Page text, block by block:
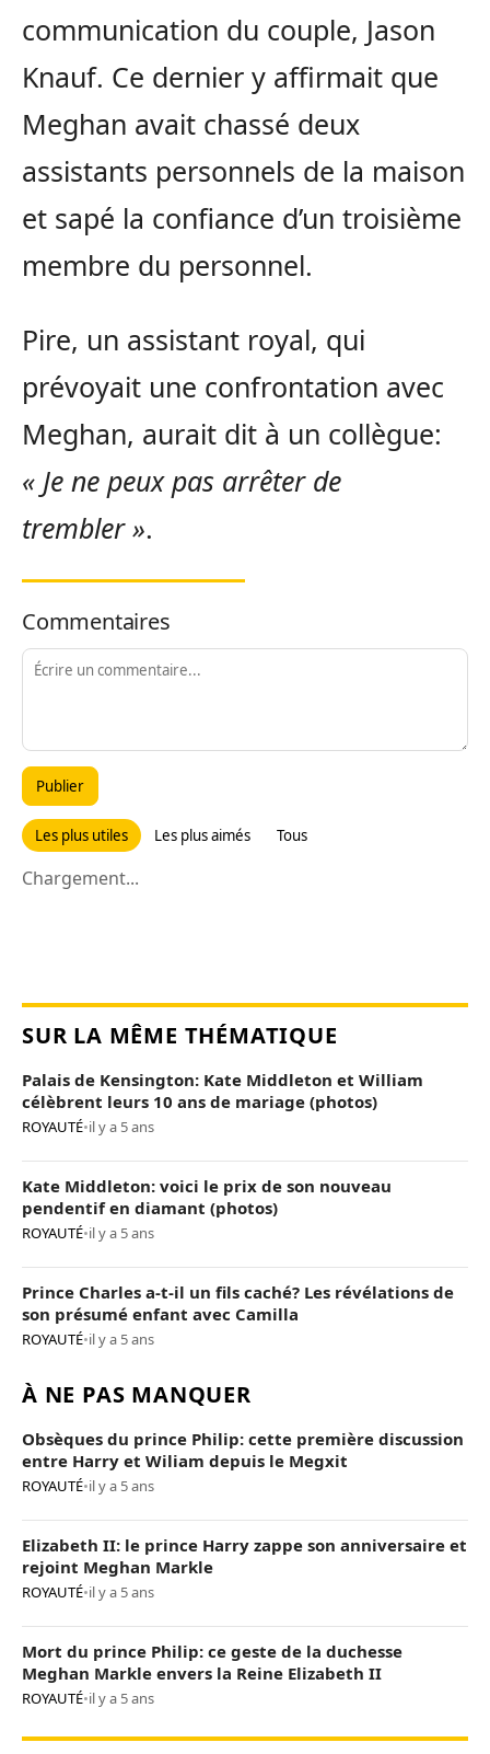
communication du couple, Jason
Knauf. Ce dernier y affirmait que
Meghan avait chassé deux
assistants personnels de la maison
et sapé la confiance d’un troisième
membre du personnel.
Pire, un assistant royal, qui
prévoyait une confrontation avec
Meghan, aurait dit à un collègue:
« Je ne peux pas arrêter de
trembler ».
Commentaires
Publier
Les plus utiles Les plus aimés Tous
Chargement...
SUR LA MÊME THÉMATIQUE
Palais de Kensington: Kate Middleton et William
célèbrent leurs 10 ans de mariage (photos)
ROYAUTÉ•il y a 5 ans
Kate Middleton: voici le prix de son nouveau
pendentif en diamant (photos)
ROYAUTÉ•il y a 5 ans
Prince Charles a-t-il un fils caché? Les révélations de
son présumé enfant avec Camilla
ROYAUTÉ•il y a 5 ans
À NE PAS MANQUER
Obsèques du prince Philip: cette première discussion
entre Harry et Wiliam depuis le Megxit
ROYAUTÉ•il y a 5 ans
Elizabeth II: le prince Harry zappe son anniversaire et
rejoint Meghan Markle
ROYAUTÉ•il y a 5 ans
Mort du prince Philip: ce geste de la duchesse
Meghan Markle envers la Reine Elizabeth II
ROYAUTÉ•il y a 5 ans